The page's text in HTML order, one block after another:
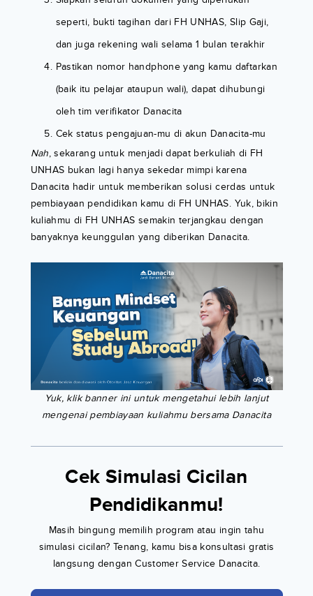
seperti, bukti tagihan dari FH UNHAS, Slip Gaji,
dan juga rekening wali selama 1 bulan terakhir
Pastikan nomor handphone yang kamu daftarkan
(baik itu pelajar ataupun wali), dapat dihubungi
oleh tim verifikator Danacita
Cek status pengajuan-mu di akun Danacita-mu
Nah, sekarang untuk menjadi dapat berkuliah di FH
UNHAS bukan lagi hanya sekedar mimpi karena
Danacita hadir untuk memberikan solusi cerdas untuk
pembiayaan pendidikan kamu di FH UNHAS. Yuk, bikin
kuliahmu di FH UNHAS semakin terjangkau dengan
banyaknya keunggulan yang diberikan Danacita.
Yuk, klik banner ini untuk mengetahui lebih lanjut
mengenai pembiayaan kuliahmu bersama Danacita
Cek Simulasi Cicilan
Pendidikanmu!
Masih bingung memilih program atau ingin tahu
simulasi cicilan? Tenang, kamu bisa konsultasi gratis
langsung dengan Customer Service Danacita.